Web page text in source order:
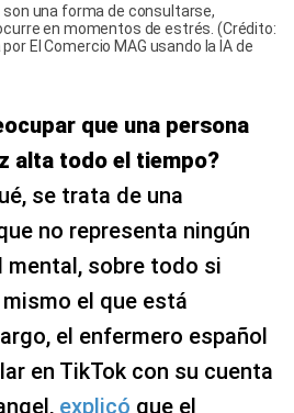
una forma de consultarse,
en momentos de estrés. (Crédito:
El Comercio MAG usando la IA de
que una persona
alta todo el tiempo?
se trata de una
no representa ningún
mental, sobre todo si
el que está
el enfermero español
en TikTok con su cuenta
explicó que el